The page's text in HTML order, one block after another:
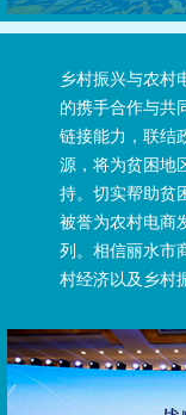
乡村振兴与农村
的携手合作与共
链接能力，联结
源，将为贫困地
持。切实帮助贫
被誉为农村电商
列。相信丽水市
村经济以及乡村